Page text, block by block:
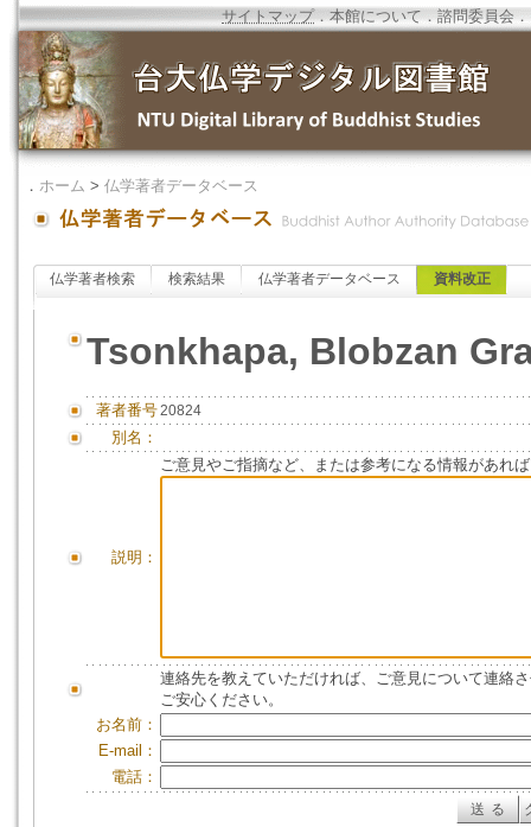
サイトマップ．本館について ．諮問委員会 ．
． ホーム > 仏学著者データベース
仏学著者検索 検索結果 仏学著者データベース 資料改正
Tsonkhapa, Blobzan
著者番号20824
別名：
説明：
ご意見やご指摘など、または参考になる情報があれ
連絡先を教えていただければ、ご意見について連絡
ご安心ください。
お名前：
E-mail：
電話：